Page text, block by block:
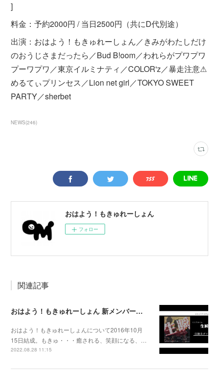
]
料金：予約2000円 / 当日2500円（共にD代別途）
出演：おはよう！もきゅれーしょん／きみがわたしだけ
のおうじさまだったら／Bud B!oom／われらがプワプワ
プーワプワ／東京イルミナティ／COLOR'z／暴走注意⚠
めるてぃプリンセス／Lion net girl／TOKYO SWEET
PARTY／sherbet
NEWS(246)
おはよう！もきゅれーしょん
フォロー
関連記事
おはよう！もきゅれーしょん 新メンバー募集！
おはよう！もきゅれーしょんについて2016年10月
15日結成。もきゅ・・・癒される、笑顔になる、…
2022.08.28 11:15